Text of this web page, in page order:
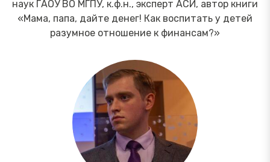
наук ГАОУ ВО МГПУ, к.ф.н., эксперт АСИ, автор книги
«Мама, папа, дайте денег! Как воспитать у детей
разумное отношение к финансам?»